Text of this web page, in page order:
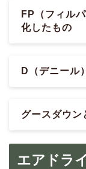
FP（フィル
化したもの
D（デニール
グースダウン
エアドラ